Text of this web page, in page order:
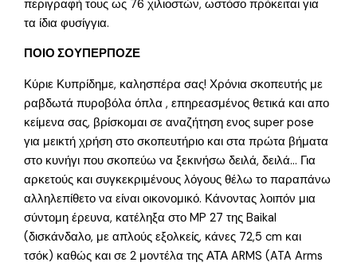
περιγραφή τους ως 76 χιλιοστών, ωστόσο πρόκειται για
τα ίδια φυσίγγια.
ΠΟΙΟ ΣΟΥΠΕΡΠΟΖΕ
Κύριε Κυπρίδημε, καλησπέρα σας! Χρόνια σκοπευτής με
ραβδωτά πυροβόλα όπλα , επηρεασμένος θετικά και απο
κείμενα σας, βρίσκομαι σε αναζήτηση ενος super pose
για μεικτή χρήση στο σκοπευτήριο και στα πρώτα βήματα
στο κυνήγι που σκοπεύω να ξεκινήσω δειλά, δειλά… Για
αρκετούς και συγκεκριμένους λόγους θέλω το παραπάνω
αλληλεπίθετο να είναι οικονομικό. Κάνοντας λοιπόν μια
σύντομη έρευνα, κατέληξα στο MP 27 της Baikal
(δισκάνδαλο, με απλούς εξολκείς, κάνες 72,5 cm και
τσόκ) καθώς και σε 2 μοντέλα της ΑΤΑ ARMS (ATA Arms